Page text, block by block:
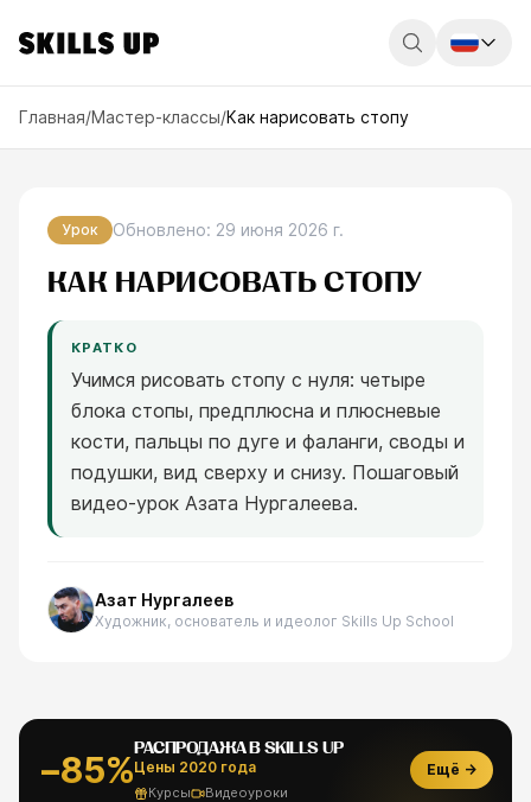
Беларусь
Главная/Мастер-классы/Как нарисовать стопу
Урок Обновлено: 29 июня 2026 г.
КАК НАРИСОВАТЬ СТОПУ
КРАТКО
Учимся рисовать стопу с нуля: четыре
блока стопы, предплюсна и плюсневые
кости, пальцы по дуге и фаланги, своды и
подушки, вид сверху и снизу. Пошаговый
видео-урок Азата Нургалеева.
Азат Нургалеев
Художник, основатель и идеолог Skills Up School
−85%
РАСПРОДАЖА В SKILLS UP
Цены 2020 года
Курсы Видеоуроки
Ещё →